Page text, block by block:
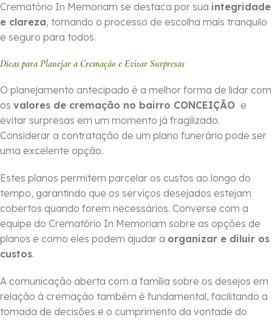
Crematório In Memoriam se destaca por sua integridade
e clareza, tornando o processo de escolha mais tranquilo
e seguro para todos.
Dicas para Planejar a Cremação e Evitar Surpresas
O planejamento antecipado é a melhor forma de lidar com
os valores de cremação no bairro CONCEIÇÃO e
evitar surpresas em um momento já fragilizado.
Considerar a contratação de um plano funerário pode ser
uma excelente opção.
Estes planos permitem parcelar os custos ao longo do
tempo, garantindo que os serviços desejados estejam
cobertos quando forem necessários. Converse com a
equipe do Crematório In Memoriam sobre as opções de
planos e como eles podem ajudar a organizar e diluir os
custos.
A comunicação aberta com a família sobre os desejos em
relação à cremação também é fundamental, facilitando a
tomada de decisões e o cumprimento da vontade do